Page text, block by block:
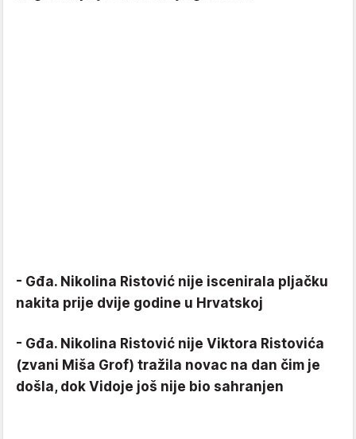
- Gđa. Nikolina Ristović nije iscenirala pljačku
nakita prije dvije godine u Hrvatskoj
- Gđa. Nikolina Ristović nije Viktora Ristovića
(zvani Miša Grof) tražila novac na dan čim je
došla, dok Vidoje još nije bio sahranjen